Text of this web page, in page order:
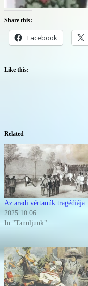
Share this:
Facebook
Like this:
Related
Az aradi vértanúk tragédiája
2025.10.06.
In "Tanuljunk"